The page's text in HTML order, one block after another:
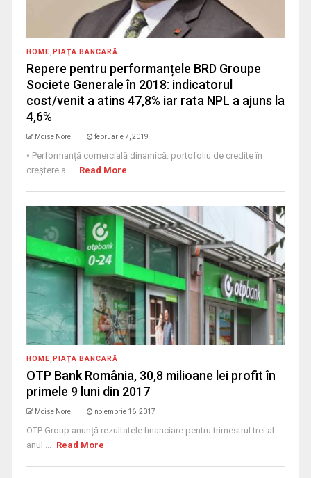
HOME PIAŢA BANCARĂ
Repere pentru performanțele BRD Groupe
Societe Generale în 2018: indicatorul
cost/venit a atins 47,8% iar rata NPL a ajuns la
4,6%
Moise Norel februarie 7, 2019
• Performanță comercială dinamică: portofoliu de credite în
creștere a ... Read More
HOME PIAŢA BANCARĂ
OTP Bank România, 30,8 milioane lei profit în
primele 9 luni din 2017
Moise Norel noiembrie 16, 2017
OTP Group anunță rezultatele financiare pentru trimestrul trei al
anul ... Read More